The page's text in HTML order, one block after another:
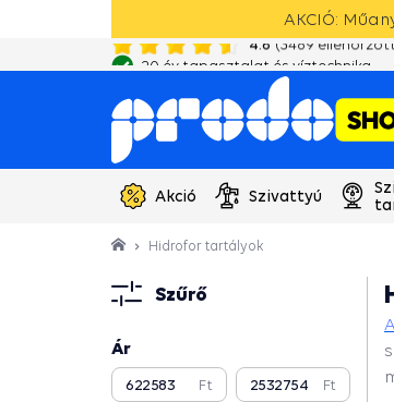
AKCIÓ:
ellenőrzött
20 év tapasztalat és víztechnika
Akció Szivattyú
Hidrofor tartályok
Szűrő
Ár
Ft Ft